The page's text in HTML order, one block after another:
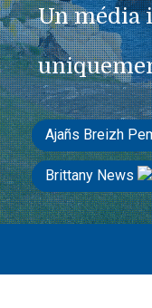
Ajañs Breizh
Brittany News
Un média